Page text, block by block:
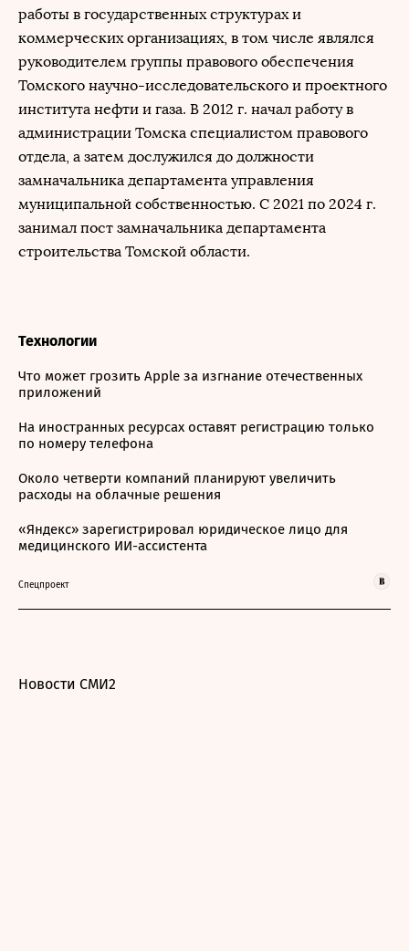
работы в государственных структурах и
коммерческих организациях, в том числе являлся
руководителем группы правового обеспечения
Томского научно-исследовательского и проектного
института нефти и газа. В 2012 г. начал работу в
администрации Томска специалистом правового
отдела, а затем дослужился до должности
замначальника департамента управления
муниципальной собственностью. С 2021 по 2024 г.
занимал пост замначальника департамента
строительства Томской области.
Технологии
Что может грозить Apple за изгнание отечественных
приложений
На иностранных ресурсах оставят регистрацию только
по номеру телефона
Около четверти компаний планируют увеличить
расходы на облачные решения
«Яндекс» зарегистрировал юридическое лицо для
медицинского ИИ-ассистента
Спецпроект
Новости СМИ2